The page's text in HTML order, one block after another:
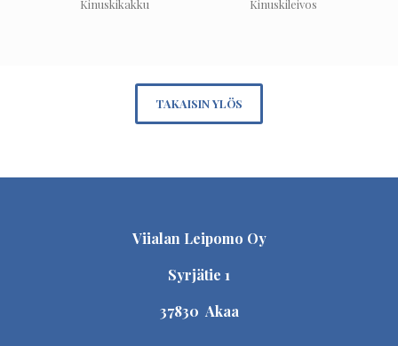
Kinuskikakku Kinuskileivos
TAKAISIN YLÖS
Viialan Leipomo Oy
Syrjätie 1
37830 Akaa